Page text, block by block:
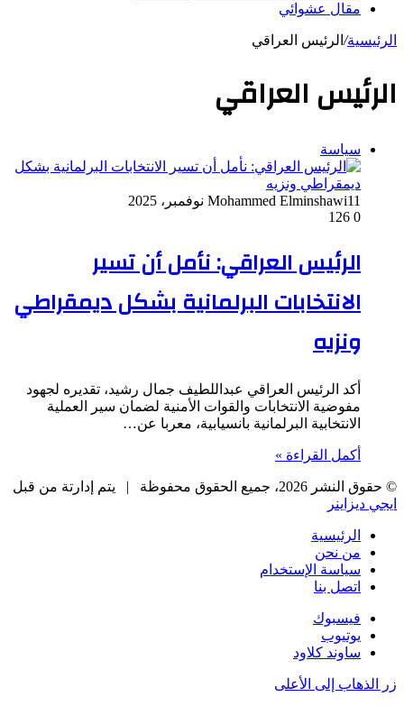
مقال عشوائي
الرئيسية/ الرئيس العراقي
الرئيس العراقي
سياسة
Mohammed Elminshawi11 نوفمبر، 2025
0
الرئيس العراقي: نأمل أن تسير
الانتخابات البرلمانية بشكل ديمقراطي
ونزيه
أكد الرئيس العراقي عبداللطيف جمال رشيد، تقديره لجهود
مفوضية الانتخابات والقوات الأمنية لضمان سير العملية
الانتخابية البرلمانية بانسيابية، معربا عن…
أكمل القراءة »
© حقوق النشر 2026، جميع الحقوق محفوظة |
يتم إدارتة من قبل
ايجي ديزاينر
الرئيسية
من نحن
سياسة الإستخدام
اتصل بنا
فيسبوك
يوتيوب
ساوند كلاود
زر الذهاب إلى الأعلى